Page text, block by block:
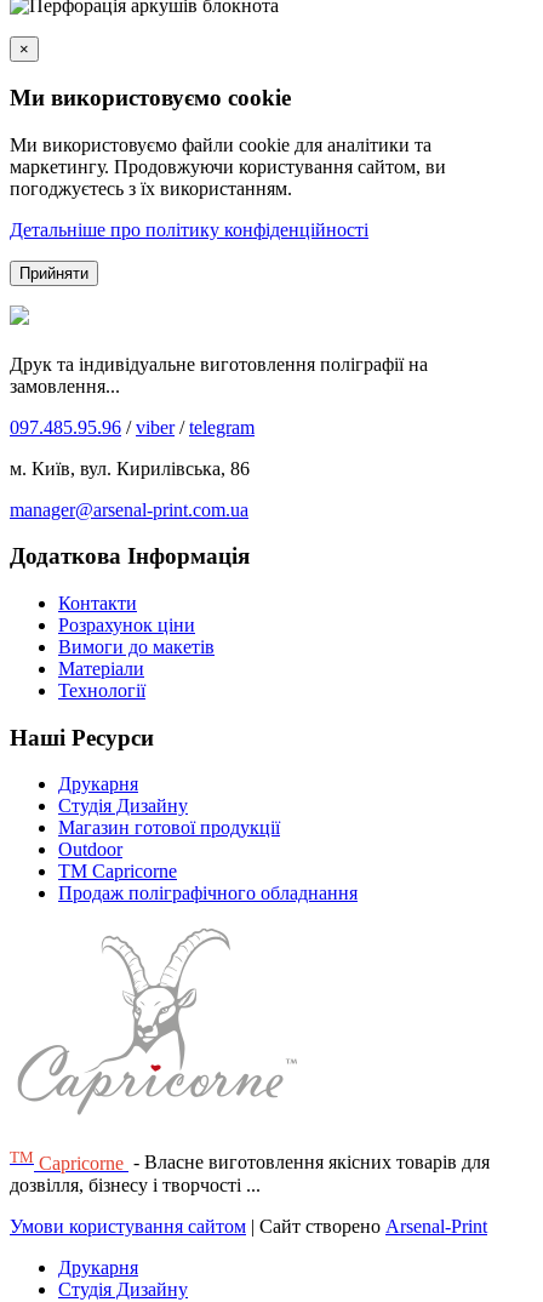
×
Ми використовуємо cookie
Ми використовуємо файли cookie для аналітики та
маркетингу. Продовжуючи користування сайтом, ви
погоджуєтесь з їх використанням.
Детальніше про політику конфіденційності
Прийняти
Друк та індивідуальне виготовлення поліграфії на
замовлення...
097.485.95.96 /viber/telegram
м. Київ, вул. Кирилівська, 86
manager@arsenal-print.com.ua
Додаткова Інформація
Контакти
Розрахунок ціни
Вимоги до макетів
Матеріали
Технології
Наші Ресурси
Друкарня
Студія Дизайну
Магазин готової продукції
Outdoor
TM Capricorne
Продаж поліграфічного обладнання
ТМ Capricorne - Власне виготовлення якісних товарів для
дозвілля, бізнесу і творчості ...
Умови користування сайтом | Сайт створено Arsenal-Print
Друкарня
Студія Дизайну